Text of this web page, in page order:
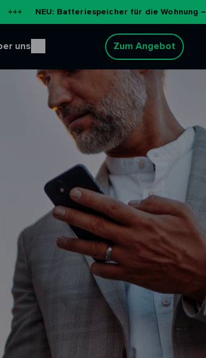
Batteriespeicher für die Wohnung – 99 € Rabatt
uns Zum Angebot